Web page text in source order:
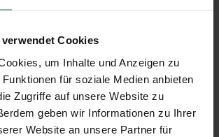
Cookies
um Inhalte und Anzeigen zu
für soziale Medien anbieten
Zugriffe auf unsere Website zu
geben wir Informationen zu Ihrer
Website an unsere Partner für
10